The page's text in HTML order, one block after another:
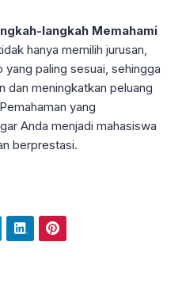
langkah Memahami
hanya memilih jurusan,
yang paling sesuai, sehingga
dan meningkatkan peluang
yang
Anda menjadi mahasiswa
berprestasi.